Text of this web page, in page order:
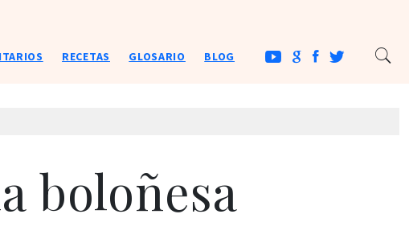
RECETAS GLOSARIO BLOG
boloñesa